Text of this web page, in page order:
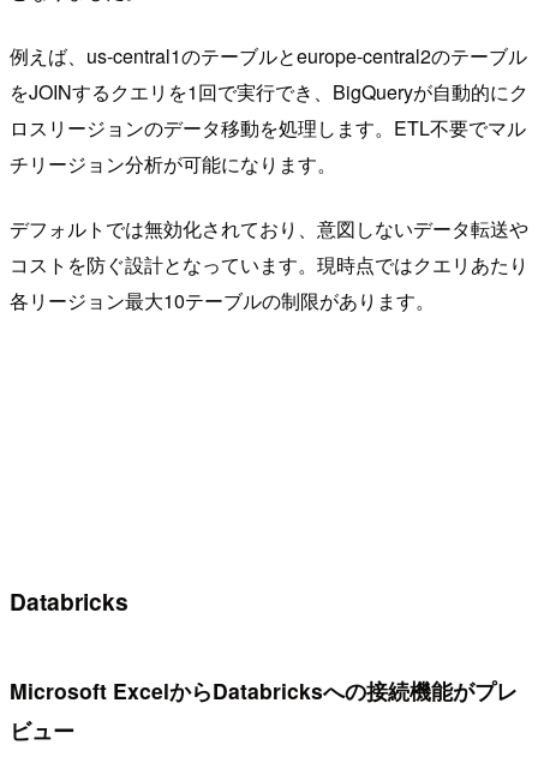
例えば、us-central1のテーブルとeurope-central2のテーブル
をJOINするクエリを1回で実行でき、BigQueryが自動的にク
ロスリージョンのデータ移動を処理します。ETL不要でマル
チリージョン分析が可能になります。
デフォルトでは無効化されており、意図しないデータ転送や
コストを防ぐ設計となっています。現時点ではクエリあたり
各リージョン最大10テーブルの制限があります。
Databricks
Microsoft ExcelからDatabricksへの接続機能がプレ
ビュー